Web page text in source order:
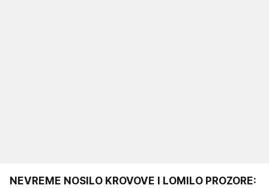
NEVREME NOSILO KROVOVE I LOMILO PROZORE: